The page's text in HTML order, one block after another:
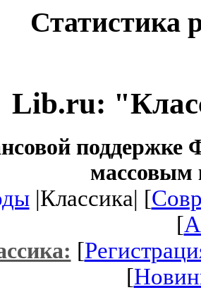
Статистика
Lib.ru:
поддержке
массовым
|Классика| [
[
[
[